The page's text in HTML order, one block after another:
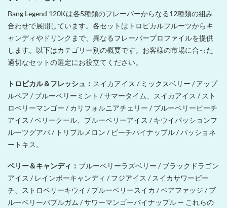
Bang Legend 120Kは各5種類のフレーバーからなる12種類の組み
合わせで展開しています。各セットはトロピカルフルーツからキ
ャンディやドリンクまで、異なるフレーバープロファイルを提供
します。以下はカテゴリー別の概要です。お客様の市場に合った
適切なセットの選定にお役立てください。
トロピカル＆フレッシュ： スイカアイス / ミックスベリー / アップ
ルペア / ブルーベリーミント / サマータイム、スイカアイス / スト
ロベリーマンゴー / カリフォルニアチェリー / ブルーベリーピーチ
アイス / ベリークール、ブルーベリーアイス / キウイパッションフ
ルーツグアバ / トリプルメロン / ピーチパイナップル / パッショネ
ートキス。
ベリー＆キャンディ： ブルーベリーラズベリー / ブラックドラゴン
アイス / レインボーキャンディ / フジアイス / スイカサワーピー
チ、ストロベリーキウイ / ブルーベリースイカ / ベアファッジ / ブ
ルーベリーバブルガム / サワーマンゴーパイナップル — これらの